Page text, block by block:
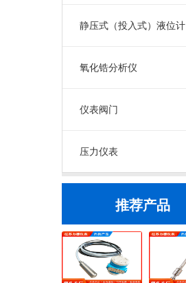
静压式（投入式）液位计
氧化锆分析仪
仪表阀门
压力仪表
推荐产品